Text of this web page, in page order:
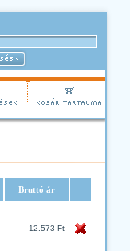
Bruttó ár
12.573 Ft